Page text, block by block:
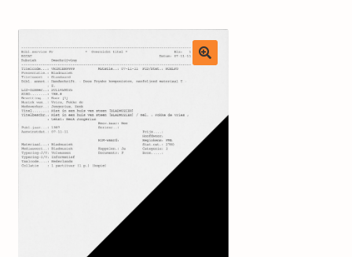
uitvouwen
Componisten
nieuws
events